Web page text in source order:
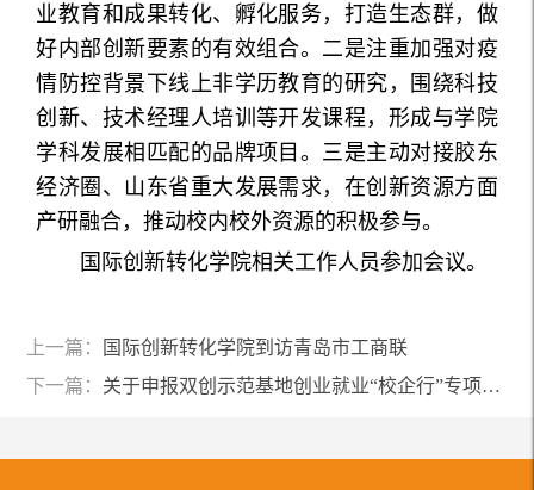
业教育和成果转化、孵化服务，打造生态群，做
好内部创新要素的有效组合。二是注重加强对疫
情防控背景下线上非学历教育的研究，围绕科技
创新、技术经理人培训等开发课程，形成与学院
学科发展相匹配的品牌项目。三是主动对接胶东
经济圈、山东省重大发展需求，在创新资源方面
产研融合，推动校内校外资源的积极参与。
国际创新转化学院相关工作人员参加会议。
上一篇：
国际创新转化学院到访青岛市工商联
下一篇：
关于申报双创示范基地创业就业“校企行”专项行动创业项目的通知